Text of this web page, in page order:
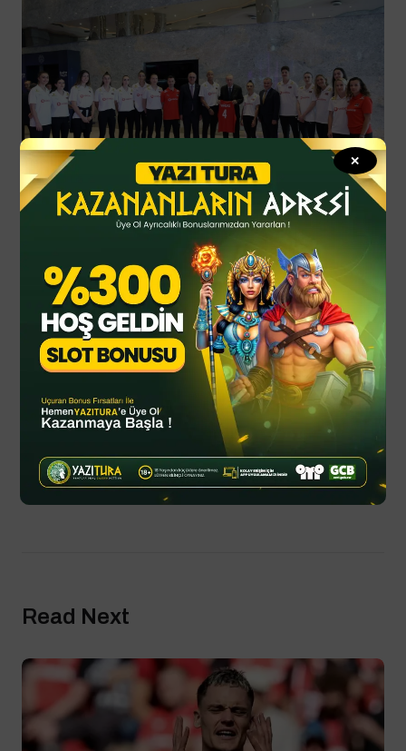
✕
Gençlik ve Spor Bakanı Osman Aşkın Bak’ın da hazır
bulunduğu kabulde milli voleybolcu Melissa Vargas
Cumhurbaşkanı Erdoğan’a forma hediye etti.
sports
UpdatedHaziran 20, 2025
Spor Haberleri
Read Next